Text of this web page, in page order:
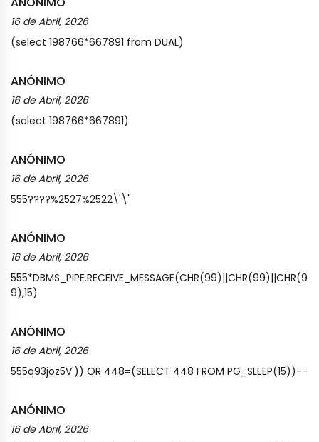
16 de Abril, 2026
(select 198766*667891 from DUAL)
ANÓNIMO
16 de Abril, 2026
(select 198766*667891)
ANÓNIMO
16 de Abril, 2026
555????%2527%2522\'\"
ANÓNIMO
16 de Abril, 2026
555*DBMS_PIPE.RECEIVE_MESSAGE(CHR(99)||CHR(99)||CHR(9
9),15)
ANÓNIMO
16 de Abril, 2026
555q93joz5V')) OR 448=(SELECT 448 FROM PG_SLEEP(15))--
ANÓNIMO
16 de Abril, 2026